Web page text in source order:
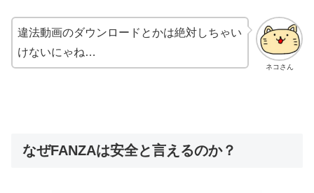
ネコさん
違法動画のダウンロードとかは絶対しちゃい
けないにゃね…
なぜFANZAは安全と言えるのか？